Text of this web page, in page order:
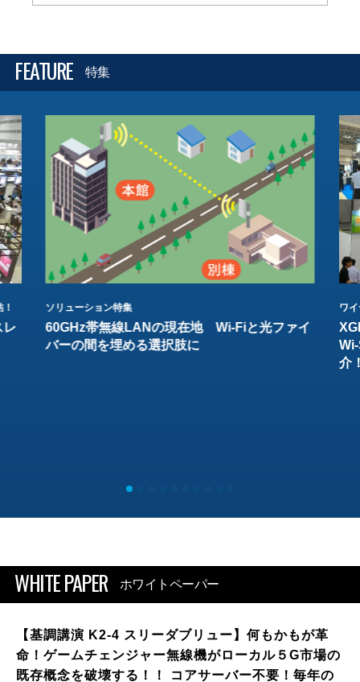
FEATURE 特集
レ
ソリューション特集
60GHz帯無線LANの現在地 Wi-Fiと光ファイ
バーの間を埋める選択肢に
ワ
介
WHITE PAPER ホワイトペーパー
【基調講演 K2-4 スリーダブリュー】何もかもが革
命！ゲームチェンジャー無線機がローカル５G市場の
既存概念を破壊する！！ コアサーバー不要！毎年の